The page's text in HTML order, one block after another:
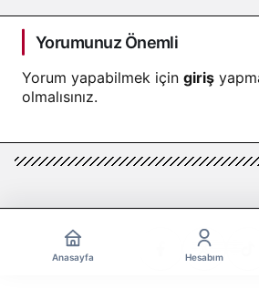
Yorumunuz Önemli
Yorum yapabilmek için giriş
olmalısınız.
Anasayfa Hesabım